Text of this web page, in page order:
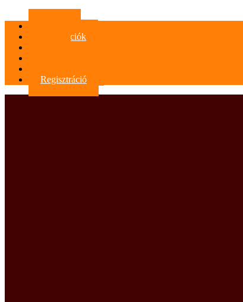
Információk
Regisztráció